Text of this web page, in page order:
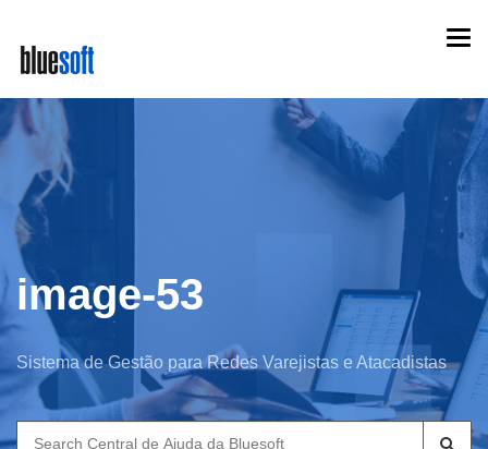
main
content
image-53
Sistema de Gestão para Redes Varejistas e Atacadistas
Search